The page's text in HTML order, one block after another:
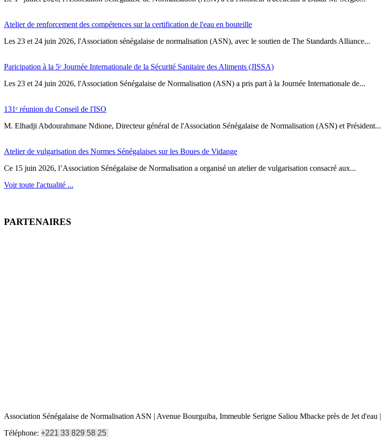
Atelier de renforcement des compétences sur la certification de l'eau en bouteille
Les 23 et 24 juin 2026, l'Association sénégalaise de normalisation (ASN), avec le soutien de The Standards Alliance...
Paricipation à la 5ᵉ Journée Internationale de la Sécurité Sanitaire des Aliments (JISSA)
‎Les 23 et 24 juin 2026, l'Association Sénégalaise de Normalisation (ASN) a pris part à la Journée Internationale de...
131ᵉ réunion du Conseil de l'ISO
M. Elhadji Abdourahmane Ndione, Directeur général de l'Association Sénégalaise de Normalisation (ASN) et Président...
Atelier de vulgarisation des Normes Sénégalaises sur les Boues de Vidange
Ce 15 juin 2026, l’Association Sénégalaise de Normalisation a organisé un atelier de vulgarisation consacré aux...
Voir toute l'actualité ...
PARTENAIRES
Association Sénégalaise de Normalisation ASN | Avenue Bourguiba, Immeuble Serigne Saliou Mbacke près de Jet d'eau |
Téléphone: +221 33 829 58 25